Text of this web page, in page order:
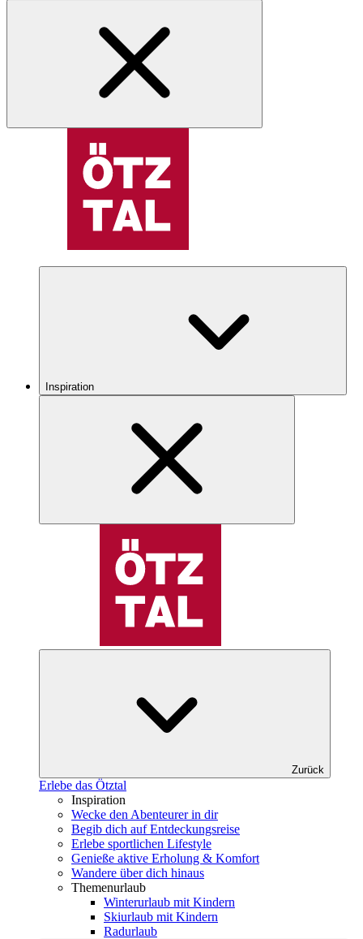
Inspiration
Zurück
Erlebe das Ötztal
Inspiration
Wecke den Abenteurer in dir
Begib dich auf Entdeckungsreise
Erlebe sportlichen Lifestyle
Genieße aktive Erholung & Komfort
Wandere über dich hinaus
Themenurlaub
Winterurlaub mit Kindern
Skiurlaub mit Kindern
Radurlaub